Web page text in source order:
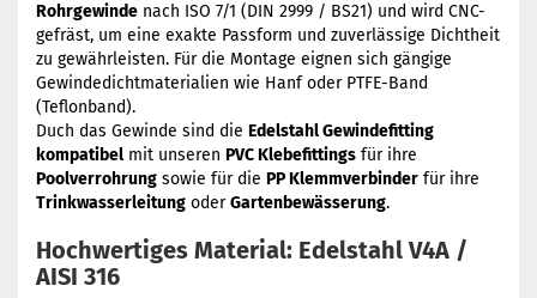
Rohrgewinde nach ISO 7/1 (DIN 2999 / BS21) und wird CNC-
gefräst, um eine exakte Passform und zuverlässige Dichtheit
zu gewährleisten. Für die Montage eignen sich gängige
Gewindedichtmaterialien wie Hanf oder PTFE-Band
(Teflonband).
Duch das Gewinde sind die Edelstahl Gewindefitting
kompatibel mit unseren PVC Klebefittings für ihre
Poolverrohrung sowie für die PP Klemmverbinder für ihre
Trinkwasserleitung oderGartenbewässerung.
Hochwertiges Material: Edelstahl V4A /
AISI 316